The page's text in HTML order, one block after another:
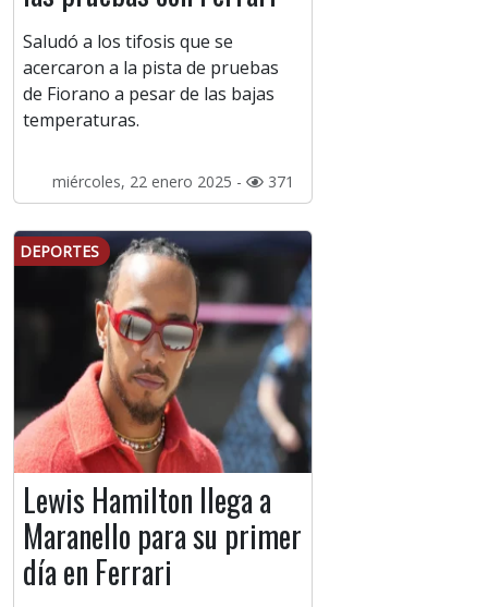
Saludó a los tifosis que se
acercaron a la pista de pruebas
de Fiorano a pesar de las bajas
temperaturas.
miércoles, 22 enero 2025 - 371
DEPORTES
Lewis Hamilton llega a
Maranello para su primer
día en Ferrari